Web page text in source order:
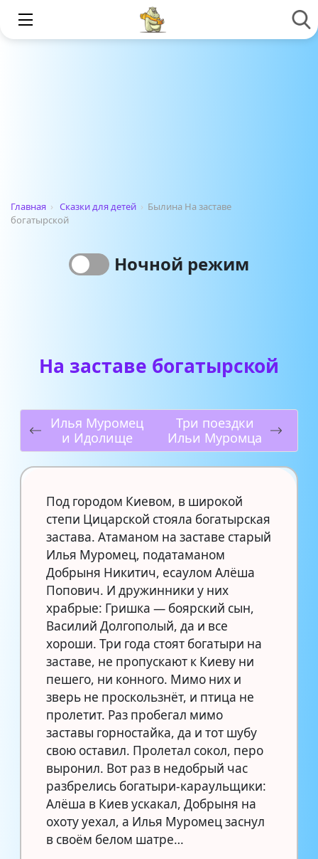
Главная › Сказки для детей › Былина На заставе
богатырской
Ночной режим
На заставе богатырской
Илья Муромец
и Идолище
Три поездки
Ильи Муромца
Под городом Киевом, в широкой
степи Цицарской стояла богатырская
застава. Атаманом на заставе старый
Илья Муромец, податаманом
Добрыня Никитич, есаулом Алёша
Попович. И дружинники у них
храбрые: Гришка — боярский сын,
Василий Долгополый, да и все
хороши. Три года стоят богатыри на
заставе, не пропускают к Киеву ни
пешего, ни конного. Мимо них и
зверь не проскользнёт, и птица не
пролетит. Раз пробегал мимо
заставы горностайка, да и тот шубу
свою оставил. Пролетал сокол, перо
выронил. Вот раз в недобрый час
разбрелись богатыри-караульщики:
Алёша в Киев ускакал, Добрыня на
охоту уехал, а Илья Муромец заснул
в своём белом шатре…